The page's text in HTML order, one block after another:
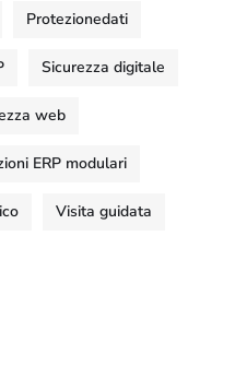
Protezionedati
Sicurezza digitale
web
ERP modulari
Visita guidata